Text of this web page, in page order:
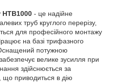
HTB1000 - це надійне
труб круглого перерізу,
для професійного монтажу
на базі трифазного
потужною
велике зусилля при
здійснюється за
що приводиться в дію